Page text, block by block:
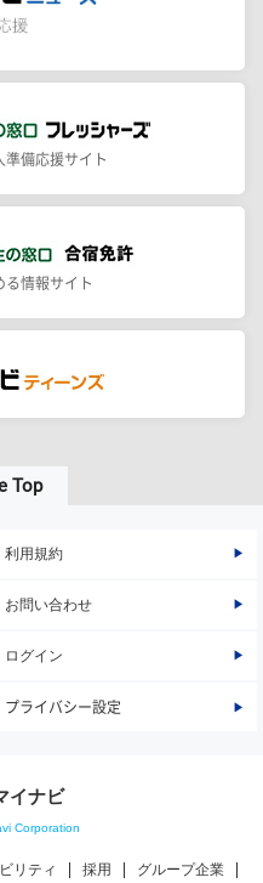
準備応援サイト
る情報サイト
Top
利用規約
お問い合わせ
ログイン
プライバシー設定
イナビ
Corporation
リティ 採用 グループ企業